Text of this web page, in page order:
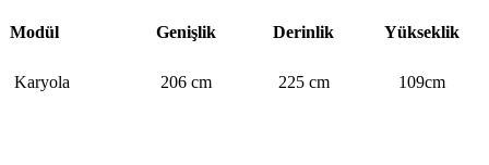
Modül Genişlik Derinlik Yükseklik
Karyola 206 cm 225 cm 109cm